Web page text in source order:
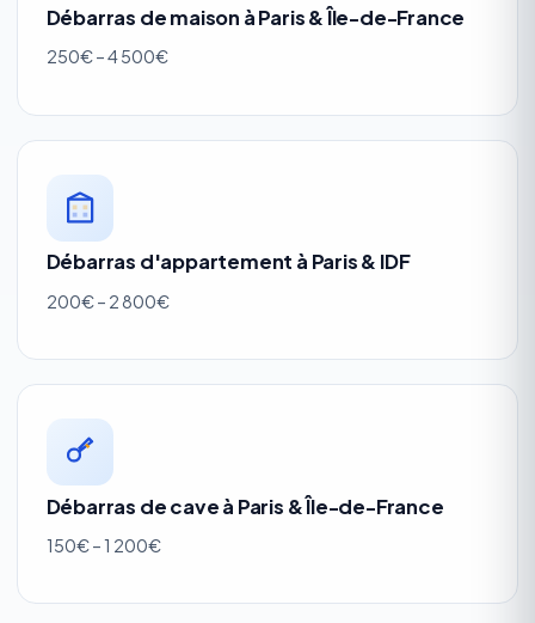
Débarras de maison à Paris & Île-de-France
250€ – 4 500€
Débarras d'appartement à Paris & IDF
200€ – 2 800€
Débarras de cave à Paris & Île-de-France
150€ – 1 200€